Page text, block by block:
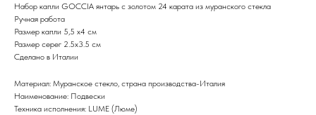
Набор капли GOCCIA янтарь с золотом 24 карата из муранского стекла
Ручная работа
Размер капли 5,5 х4 см
Размер серег 2.5х3.5 см
Сделано в Италии
Материал: Муранское стекло, страна производства-Италия
Наименование: Подвески
Техника исполнения: LUME (Люме)